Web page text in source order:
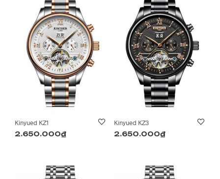
Kinyued KZ1
2.650.000₫
Kinyued KZ3
2.650.000₫